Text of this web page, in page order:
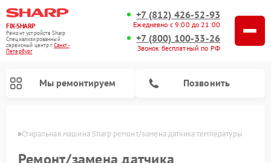
FIX-SHARP
Ремонт устройств Sharp
Специализированный
cервисный центр г.Санкт-
Петербург
+7 (812) 426-52-93
Ежедневно с 9:00 до 21:00
+7 (800) 100-33-26
Звонок бесплатный по РФ
Мы ремонтируем Позвонить
Стиральная машина Sharp ремонт/замена датчика температуры
Ремонт/замена датчика